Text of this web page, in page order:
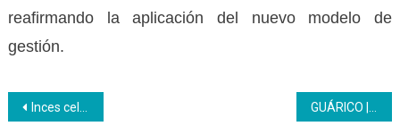
reafirmando la aplicación del nuevo modelo de
gestión.
Navegación
Inces celebró el Lunes Cívico y rindió homenaje a los caídos por los ataques perpetrados por el Gobierno de los Estados Unidos GUÁRICO | ¡Fórmate y emprende! Inces abre inscripciones para nuevas formaciones técnicas y productivas